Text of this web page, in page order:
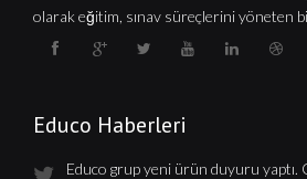
olarak eğitim, sınav süreçlerini yöneten
Educo Haberleri
Educo grup yeni ürün duyuru yaptı.